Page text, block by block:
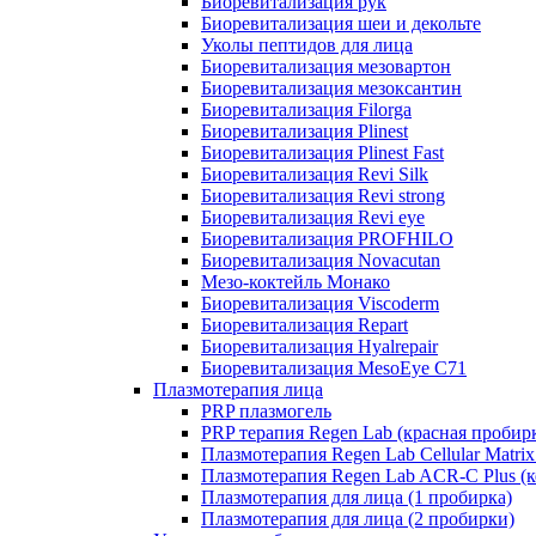
Биоревитализация шеи и декольте
Уколы пептидов для лица
Биоревитализация мезовартон
Биоревитализация мезоксантин
Биоревитализация Filorga
Биоревитализация Plinest
Биоревитализация Plinest Fast
Биоревитализация Revi Silk
Биоревитализация Revi strong
Биоревитализация Revi eye
Биоревитализация PROFHILO
Биоревитализация Novacutan
Мезо-коктейль Монако
Биоревитализация Viscoderm
Биоревитализация Repart
Биоревитализация Hyalrepair
Биоревитализация MesoEye C71
Плазмотерапия лица
PRP плазмогель
PRP терапия Regen Lab (красная
Плазмотерапия Regen Lab Cellular
Плазмотерапия Regen Lab ACR-C Plus
Плазмотерапия для лица (1 пробирка)
Плазмотерапия для лица (2 пробирки)